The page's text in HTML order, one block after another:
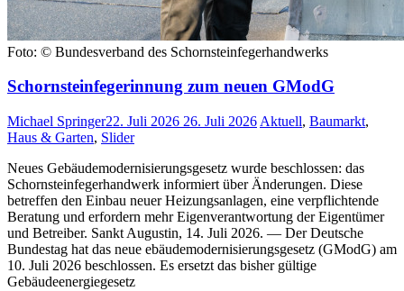
Foto: © Bundesverband des Schornsteinfegerhandwerks
Schornsteinfegerinnung zum neuen GModG
Michael Springer22. Juli 2026 26. Juli 2026 Aktuell, Baumarkt,
Haus & Garten, Slider
Neues Gebäudemodernisierungsgesetz wurde beschlossen: das
Schornsteinfegerhandwerk informiert über Änderungen. Diese
betreffen den Einbau neuer Heizungsanlagen, eine verpflichtende
Beratung und erfordern mehr Eigenverantwortung der Eigentümer
und Betreiber. Sankt Augustin, 14. Juli 2026. — Der Deutsche
Bundestag hat das neue ebäudemodernisierungsgesetz (GModG) am
10. Juli 2026 beschlossen. Es ersetzt das bisher gültige
Gebäudeenergiegesetz